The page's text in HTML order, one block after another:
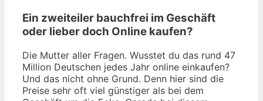
Ein zweiteiler bauchfrei im Geschäft
oder lieber doch Online kaufen?
Die Mutter aller Fragen. Wusstet du das rund 47
Million Deutschen jedes Jahr online einkaufen?
Und das nicht ohne Grund. Denn hier sind die
Preise sehr oft viel günstiger als bei dem